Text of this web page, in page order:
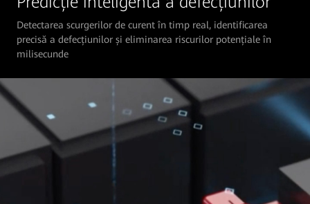
Detectarea scurgerilor de curent în timp real, identificarea
precisă a defecțiunilor și eliminarea riscurilor potențiale în
milisecunde